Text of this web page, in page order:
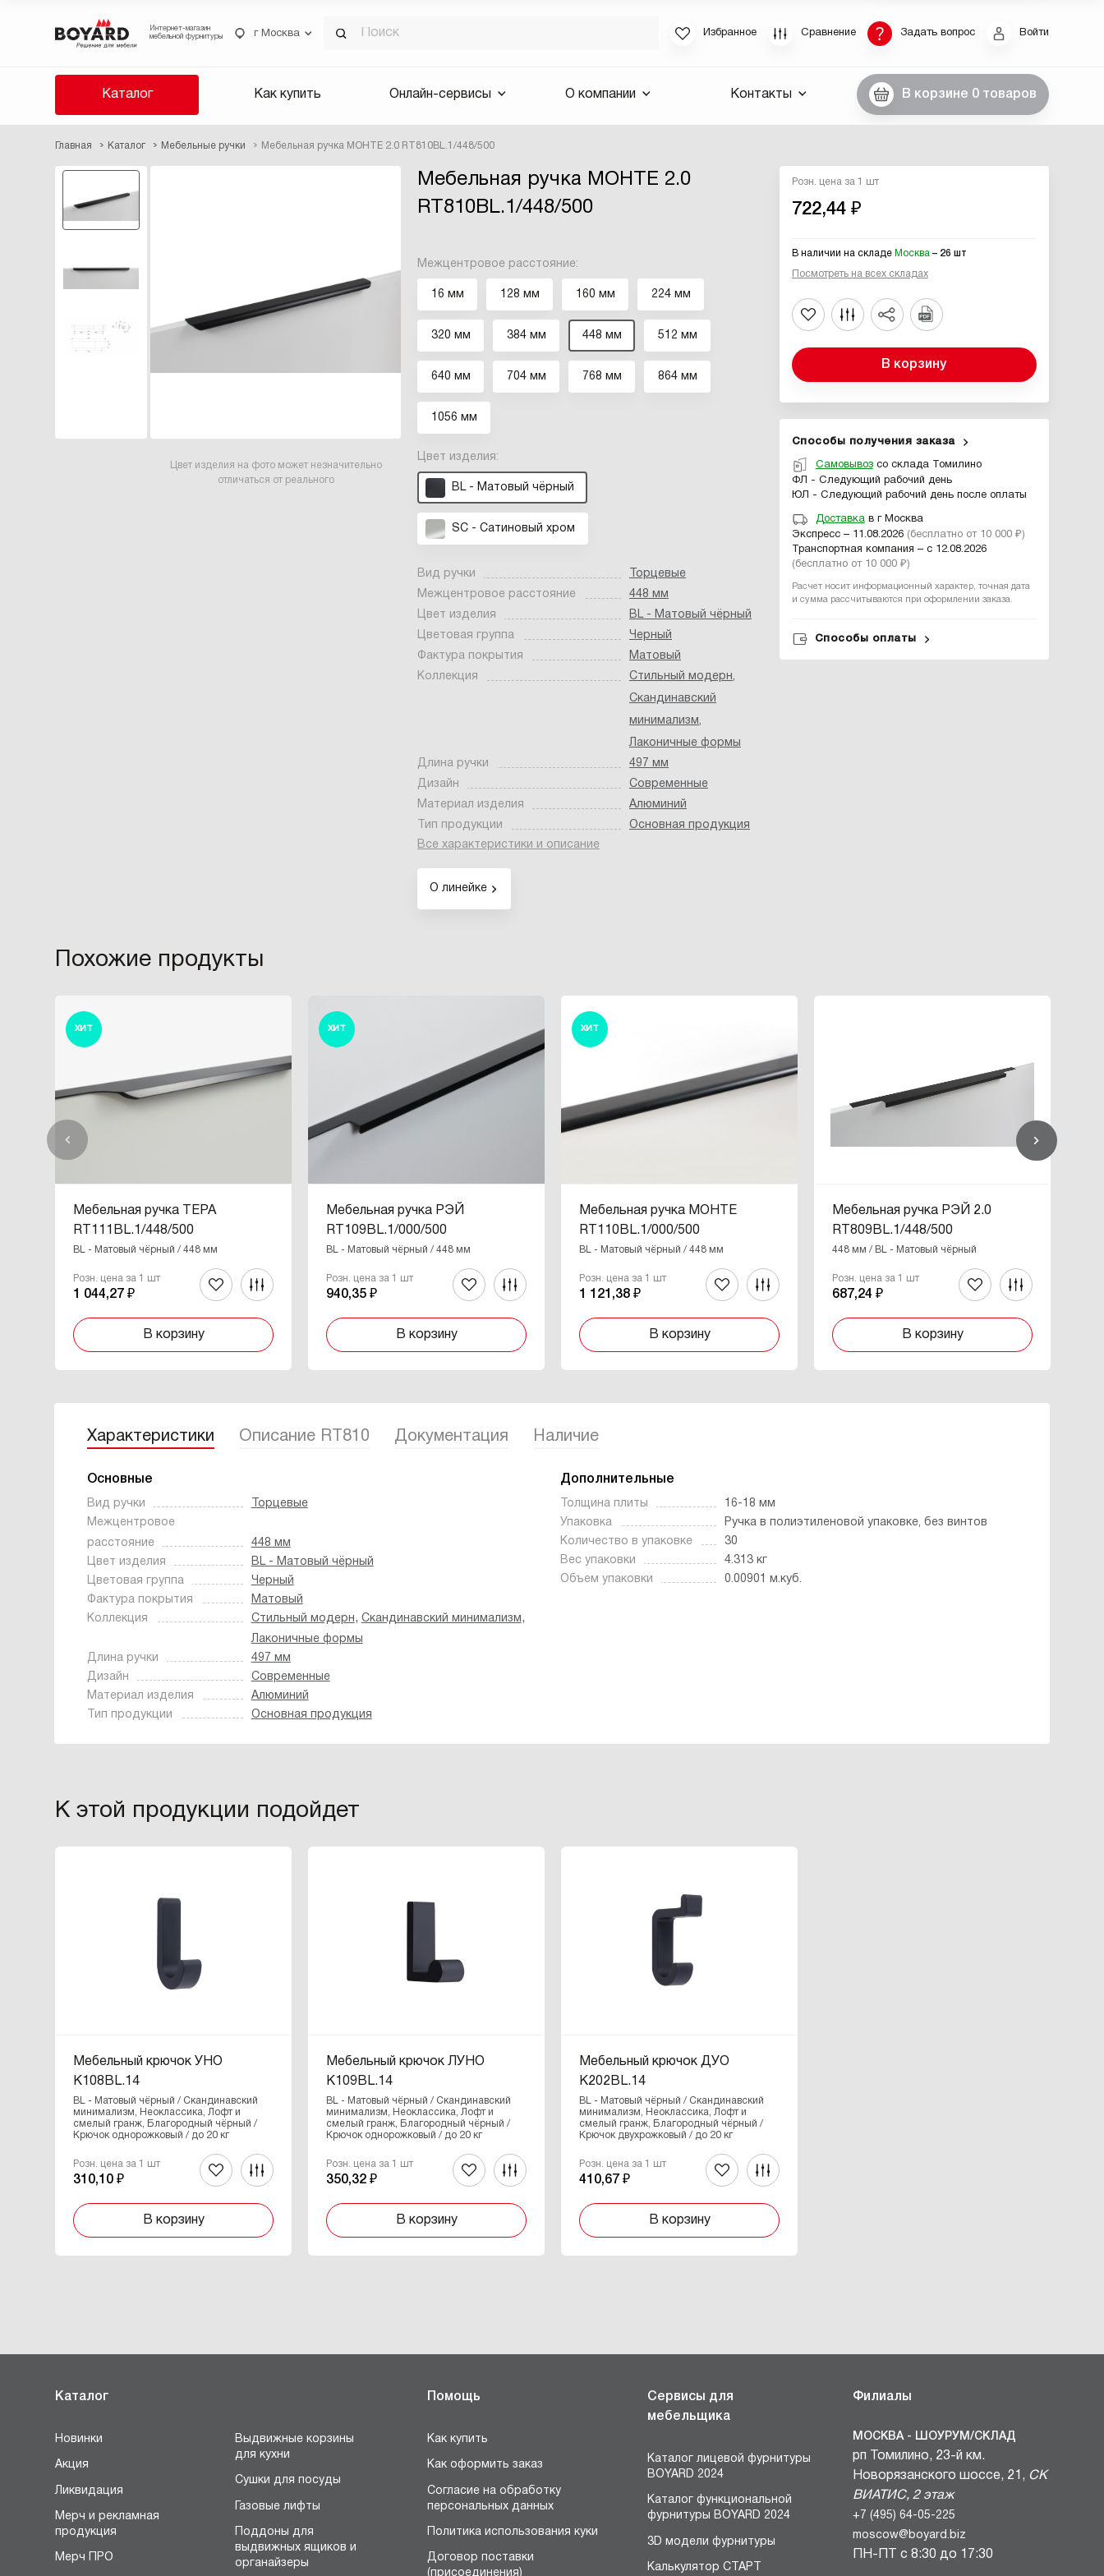
Интернет-магазин
мебельной фурнитуры
г Москва Избранное Сравнение Задать вопрос Войти
Каталог Как купить Онлайн-сервисы О компании Контакты В корзине 0 товаров
Главная Каталог Мебельные ручки Мебельная ручка МОНТЕ 2.0 RT810BL.1/448/500
Мебельная ручка МОНТЕ 2.0
RT810BL.1/448/500
Цвет изделия на фото может незначительно
отличаться от реального
Межцентровое расстояние:
16 мм 128 мм 160 мм 224 мм
320 мм 384 мм 448 мм 512 мм
640 мм 704 мм 768 мм 864 мм
1056 мм
Цвет изделия:
BL - Матовый чёрный
SC - Сатиновый хром
Вид ручки
Торцевые
Межцентровое расстояние
448 мм
Цвет изделия
BL - Матовый чёрный
Цветовая группа
Черный
Фактура покрытия
Матовый
Коллекция
Стильный модерн,
Скандинавский
минимализм,
Лаконичные формы
Длина ручки
497 мм
Дизайн
Современные
Материал изделия
Алюминий
Тип продукции
Основная продукция
Все характеристики и описание
О линейке
Розн. цена за 1 шт
722,44 ₽
В наличии на складе Москва – 26 шт
Посмотреть на всех складах
В корзину
Способы получения заказа
Самовывозсо склада Томилино
ФЛ - Следующий рабочий день
ЮЛ - Следующий рабочий день после оплаты
Доставкав г Москва
Экспресс – 11.08.2026 (бесплатно от 10 000 ₽)
Транспортная компания – с 12.08.2026
(бесплатно от 10 000 ₽)
Расчет носит информационный характер, точная дата
и сумма рассчитываются при оформлении заказа.
Способы оплаты
Похожие продукты
ХИТ
Мебельная ручка ТЕРА
RT111BL.1/448/500
BL - Матовый чёрный / 448 мм
Розн. цена за 1 шт
1 044,27 ₽
В корзину
ХИТ
Мебельная ручка РЭЙ
RT109BL.1/000/500
BL - Матовый чёрный / 448 мм
Розн. цена за 1 шт
940,35 ₽
В корзину
ХИТ
Мебельная ручка МОНТЕ
RT110BL.1/000/500
BL - Матовый чёрный / 448 мм
Розн. цена за 1 шт
1 121,38 ₽
В корзину
Мебельная ручка РЭЙ 2.0
RT809BL.1/448/500
448 мм / BL - Матовый чёрный
Розн. цена за 1 шт
687,24 ₽
В корзину
Характеристики Описание RT810 Документация Наличие
Основные
Вид ручки
Торцевые
Межцентровое
расстояние
448 мм
Цвет изделия
BL - Матовый чёрный
Цветовая группа
Черный
Фактура покрытия
Матовый
Коллекция
Стильный модерн, Скандинавский минимализм,
Лаконичные формы
Длина ручки
497 мм
Дизайн
Современные
Материал изделия
Алюминий
Тип продукции
Основная продукция
Дополнительные
Толщина плиты
16-18 мм
Упаковка
Ручка в полиэтиленовой упаковке, без винтов
Количество в упаковке
30
Вес упаковки
4.313 кг
Объем упаковки
0.00901 м.куб.
К этой продукции подойдет
Мебельный крючок УНО
K108BL.14
BL - Матовый чёрный / Скандинавский
минимализм, Неоклассика, Лофт и
смелый гранж, Благородный чёрный /
Крючок однорожковый / до 20 кг
Розн. цена за 1 шт
310,10 ₽
В корзину
Мебельный крючок ЛУНО
K109BL.14
BL - Матовый чёрный / Скандинавский
минимализм, Неоклассика, Лофт и
смелый гранж, Благородный чёрный /
Крючок однорожковый / до 20 кг
Розн. цена за 1 шт
350,32 ₽
В корзину
Мебельный крючок ДУО
K202BL.14
BL - Матовый чёрный / Скандинавский
минимализм, Неоклассика, Лофт и
смелый гранж, Благородный чёрный /
Крючок двухрожковый / до 20 кг
Розн. цена за 1 шт
410,67 ₽
В корзину
Каталог
Новинки
Акция
Ликвидация
Мерч и рекламная
продукция
Мерч ПРО
Выдвижные корзины
для кухни
Сушки для посуды
Газовые лифты
Поддоны для
выдвижных ящиков и
органайзеры
Помощь
Как купить
Как оформить заказ
Согласие на обработку
персональных данных
Политика использования куки
Договор поставки
(присоединения)
Сервисы для
мебельщика
Каталог лицевой фурнитуры
BOYARD 2024
Каталог функциональной
фурнитуры BOYARD 2024
3D модели фурнитуры
Калькулятор СТАРТ
Филиалы
МОСКВА - ШОУРУМ/СКЛАД
рп Томилино, 23-й км.
Новорязанского шоссе, 21, СК
ВИАТИС, 2 этаж
+7 (495) 64-05-225
moscow@boyard.biz
ПН-ПТ с 8:30 до 17:30
Восстановление пароля
Если вы забыли пароль, введите E-Mail. Контрольная строка
для смены пароля, а также ваши регистрационные данные,
будут высланы вам по E-Mail.
Выслать ссылку для восстановления